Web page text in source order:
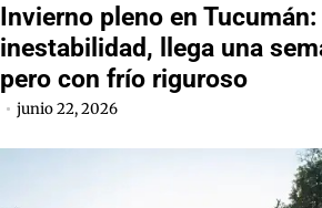
Invierno pleno en
inestabilidad, llega una
pero con frío riguroso
junio 22, 2026